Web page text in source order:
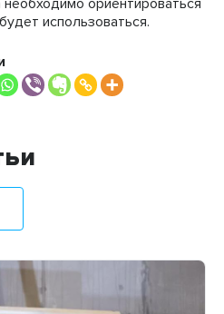
ориентироваться
использоваться.